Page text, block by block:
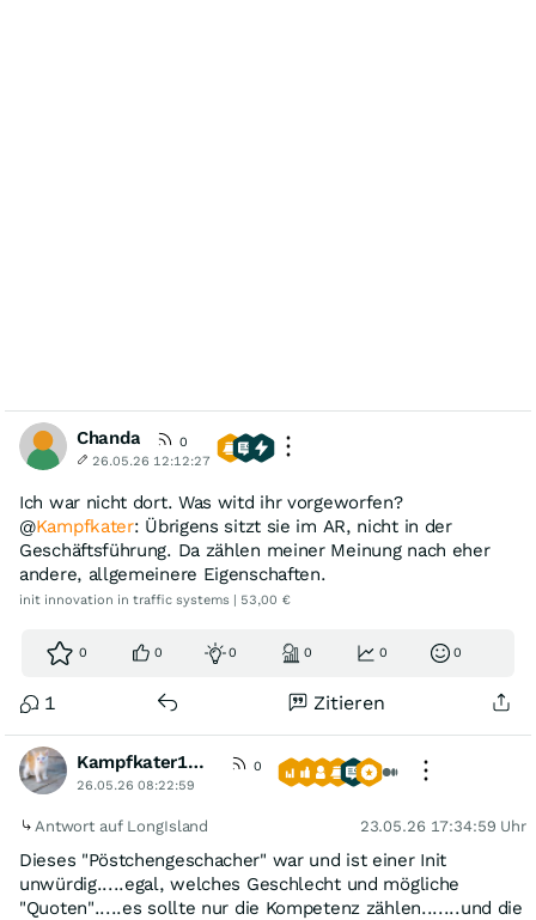
Chanda
0
26.05.26 12:12:27
Ich war nicht dort. Was witd ihr vorgeworfen?
@Kampfkater: Übrigens sitzt sie im AR, nicht in der
Geschäftsführung. Da zählen meiner Meinung nach eher
andere, allgemeinere Eigenschaften.
init innovation in traffic systems | 53,00 €
0 0 0 0 0 0
1 Zitieren
Kampfkater1969
0
26.05.26 08:22:59
Antwort auf LongIsland 23.05.26 17:34:59 Uhr
Dieses "Pöstchengeschacher" war und ist einer Init
unwürdig.....egal, welches Geschlecht und mögliche
"Quoten".....es sollte nur die Kompetenz zählen.......und die